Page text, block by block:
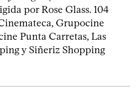
por Rose Glass. 104
Grupocine
Punta Carretas, Las
y Siñeriz Shopping